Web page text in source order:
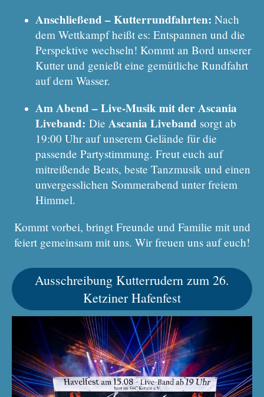
Anschließend – Kutterrundfahrten: Nach
dem Wettkampf heißt es: Entspannen und die
Perspektive wechseln! Kommt an Bord unserer
Kutter und genießt eine gemütliche Rundfahrt
auf dem Wasser.
Am Abend – Live-Musik mit der Ascania
Liveband: Die Ascania Liveband sorgt ab
19:00 Uhr auf unserem Gelände für die
passende Partystimmung. Freut euch auf
mitreißende Beats, beste Tanzmusik und einen
unvergesslichen Sommerabend unter freiem
Himmel.
Kommt vorbei, bringt Freunde und Familie mit und
feiert gemeinsam mit uns. Wir freuen uns auf euch!
Ausschreibung Kutterrudern zum 26.
Ketziner Hafenfest